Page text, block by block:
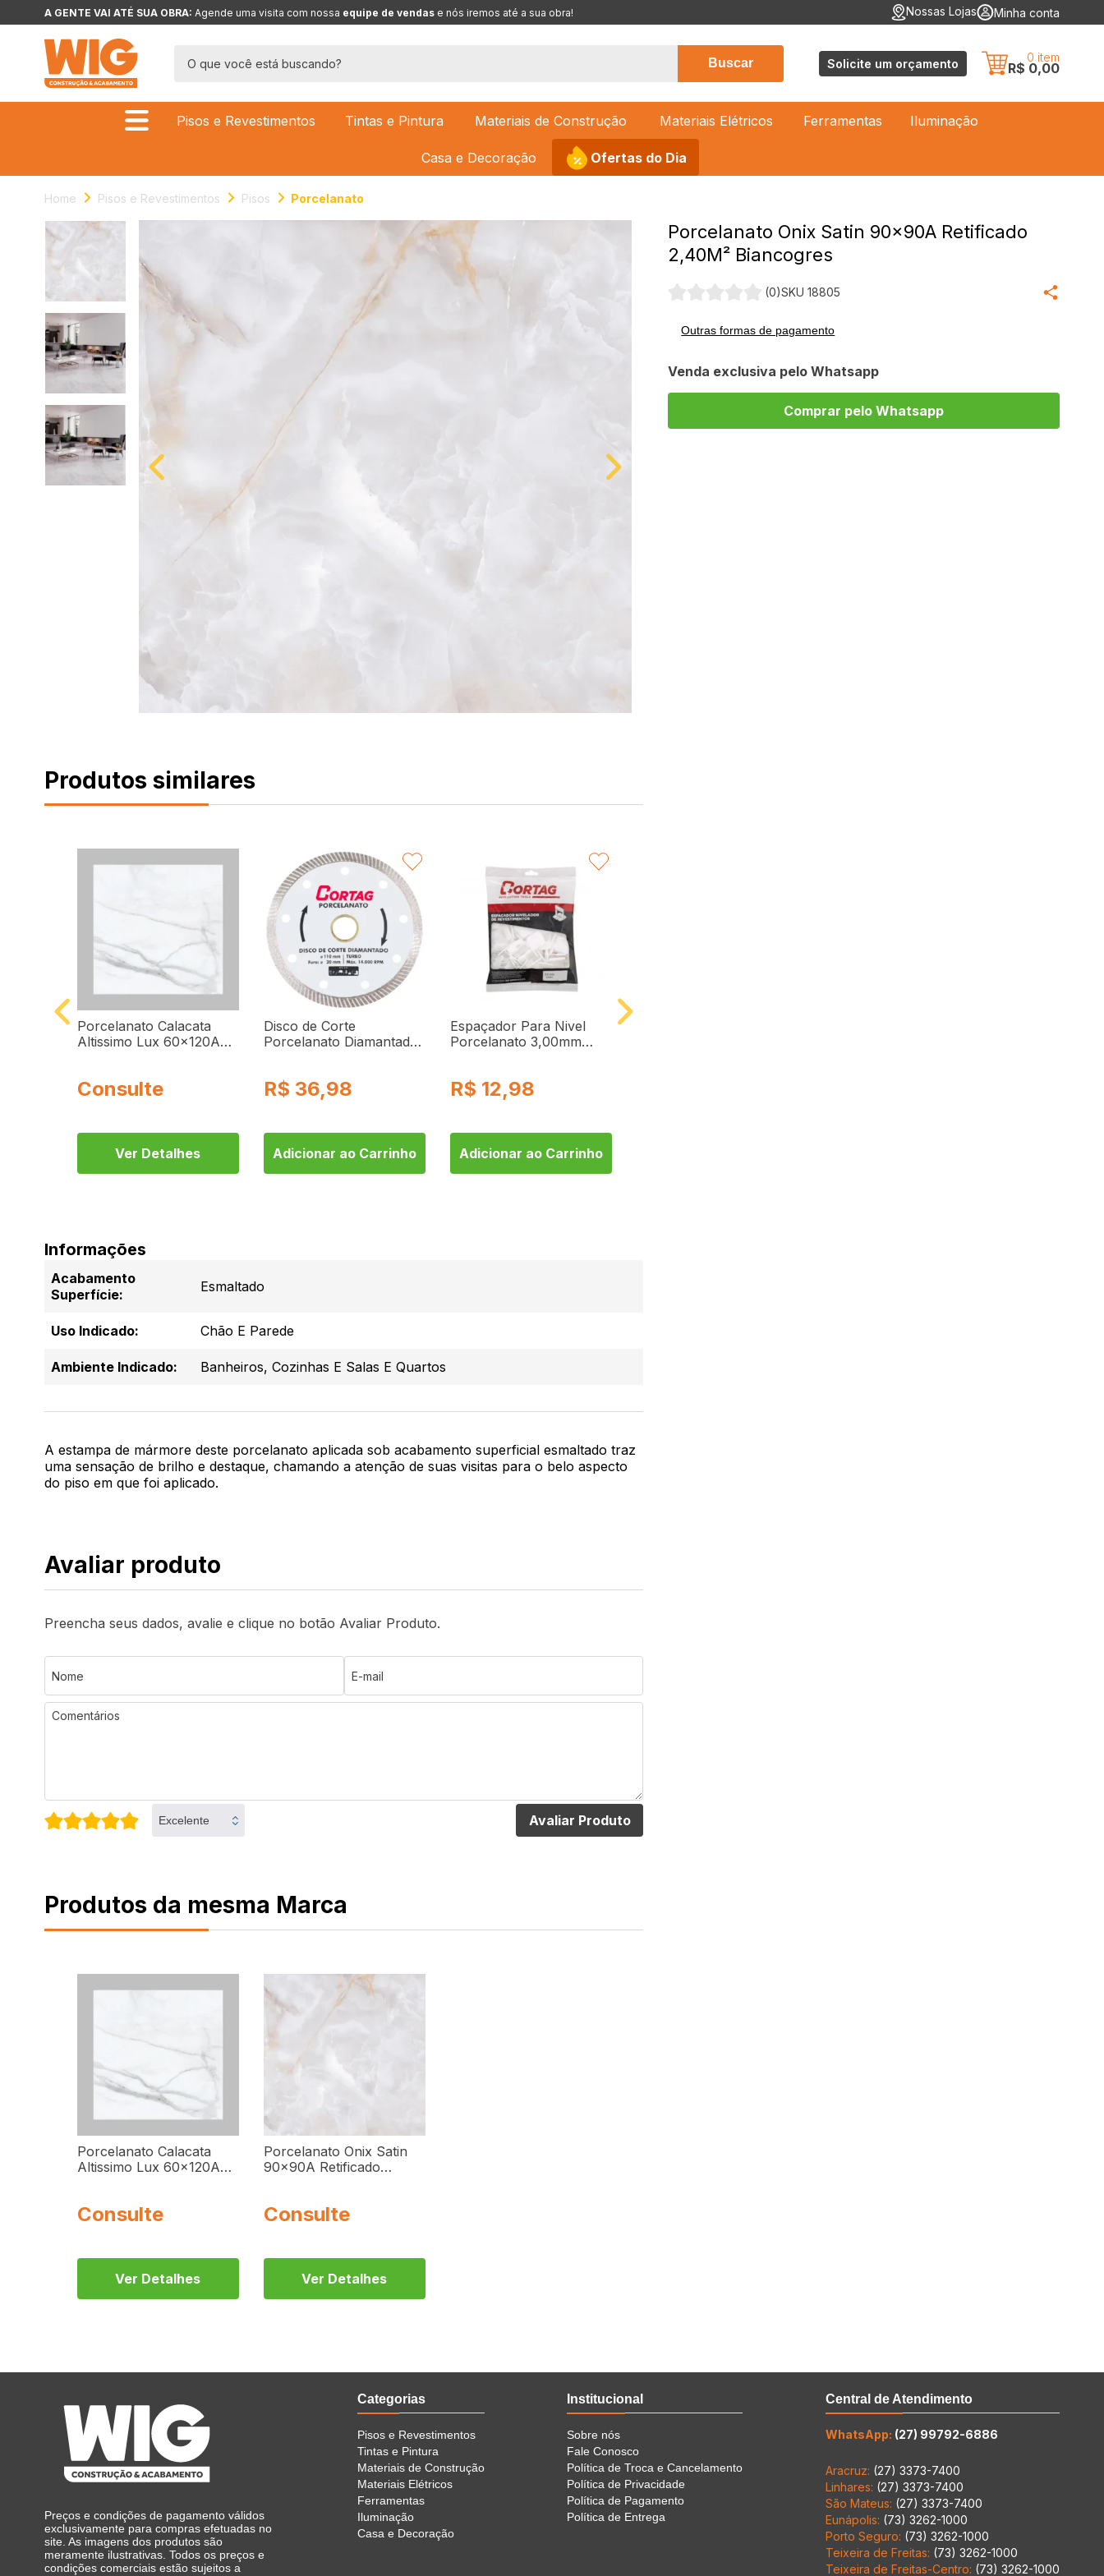
A GENTE VAI ATÉ SUA OBRA: Agende uma visita com nossa equipe de vendas e nós iremos até a sua obra! Nossas Lojas Minha conta
Buscar Solicite um orçamento 0 item
R$ 0,00
Pisos e Revestimentos Tintas e Pintura Materiais de Construção Materiais Elétricos Ferramentas Iluminação
Casa e Decoração Ofertas do Dia
Home Pisos e Revestimentos Pisos Porcelanato
Porcelanato Onix Satin 90x90A Retificado
2,40M² Biancogres
(0)SKU 18805
Outras formas de pagamento
Venda exclusiva pelo Whatsapp
Comprar pelo Whatsapp
Porcelanato Calacata
Altissimo Lux 60x120A
Ver Detalhes
Disco de Corte
Porcelanato Diamantado
R$ 36,98
Adicionar ao Carrinho
FAVORITAR
Espaçador Para Nivel
Porcelanato 3,00mm
R$ 12,98
Adicionar ao Carrinho
FAVORITAR
Informações
Acabamento
Superfície:
Esmaltado
Uso Indicado: Chão E Parede
Ambiente Indicado: Banheiros, Cozinhas E Salas E Quartos
A estampa de mármore deste porcelanato aplicada sob acabamento superficial esmaltado traz
uma sensação de brilho e destaque, chamando a atenção de suas visitas para o belo aspecto
do piso em que foi aplicado.
Avaliar produto
Preencha seus dados, avalie e clique no botão Avaliar Produto.
Avaliar Produto
Produtos da mesma Marca
Porcelanato Calacata
Altissimo Lux 60x120A
Ver Detalhes
Porcelanato Onix Satin
90x90A Retificado
Ver Detalhes
Preços e condições de pagamento válidos
exclusivamente para compras efetuadas no
site. As imagens dos produtos são
meramente ilustrativas. Todos os preços e
condições comerciais estão sujeitos a
Categorias
Pisos e Revestimentos
Tintas e Pintura
Materiais de Construção
Materiais Elétricos
Ferramentas
Iluminação
Casa e Decoração
Institucional
Sobre nós
Fale Conosco
Política de Troca e Cancelamento
Política de Privacidade
Política de Pagamento
Política de Entrega
Central de Atendimento
WhatsApp: (27) 99792-6886
Aracruz: (27) 3373-7400
Linhares: (27) 3373-7400
São Mateus: (27) 3373-7400
Eunápolis: (73) 3262-1000
Porto Seguro: (73) 3262-1000
Teixeira de Freitas: (73) 3262-1000
Teixeira de Freitas-Centro: (73) 3262-1000